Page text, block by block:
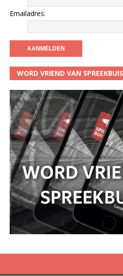
Emailadres:
WORD VRIEND VAN SPREEKBUIS